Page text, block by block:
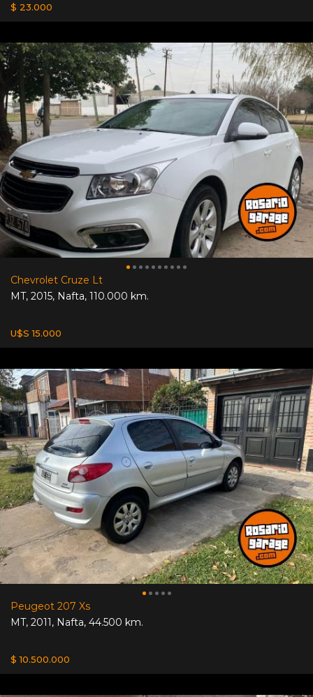
$ 23.000
Chevrolet Cruze Lt
MT, 2015, Nafta, 110.000 km.
U$S 15.000
Peugeot 207 Xs
MT, 2011, Nafta, 44.500 km.
$ 10.500.000